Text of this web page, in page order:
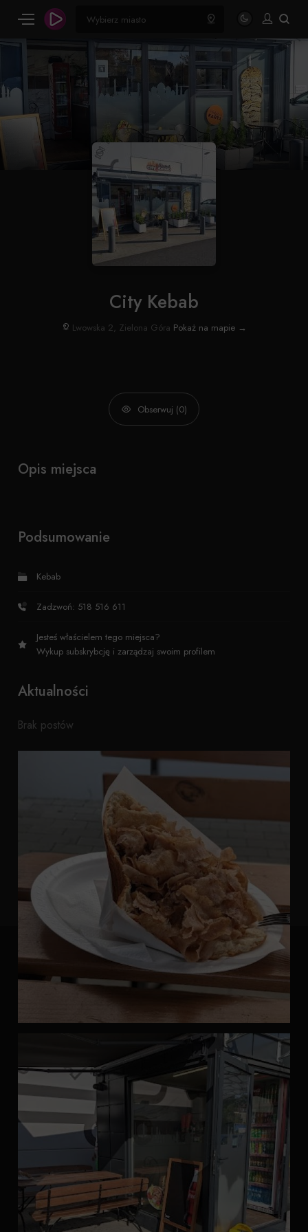
City Kebab
Lwowska 2, Zielona Góra Pokaż na mapie →
Obserwuj (0)
Opis miejsca
Podsumowanie
Kebab
Zadzwoń: 518 516 611
Jesteś właścielem tego miejsca?
Wykup subskrybcję i zarządzaj swoim profilem
Aktualności
Brak postów